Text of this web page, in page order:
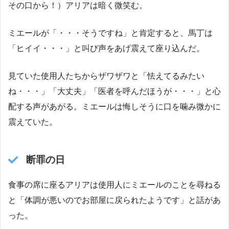
その口から！）アリアは暗く微笑む。
ミエールが「・・・そうですね」と肯定すると、馬丁は
「ヒイイ・・・」と叫び声をあげ震えて座り込んだ。
見ていた使用人たちからザワザワと「怯えてるみたい
ね・・・」「大丈夫」「医者を呼んだほうが・・・」と心
配する声があがる。ミエールは悔しそうに口を噛み微かに
震えていた。
断罪の日
食事の席に座るアリアは使用人にミエールのことを尋ねる
と「体調が悪いのでお部屋に戻られたようです」と話があ
った。